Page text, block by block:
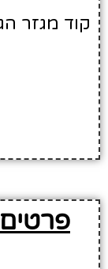
קוד מגזר
פרטים